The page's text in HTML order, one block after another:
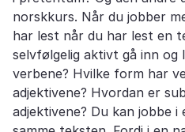
norskkurs. Når du jobber
har lest når du har lest en
selvfølgelig aktivt gå inn og
verbene? Hvilke form har
adjektivene? Hvordan er
adjektivene? Du kan jobbe i